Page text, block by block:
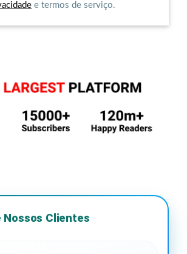
e termos de serviço.
Nossos Clientes